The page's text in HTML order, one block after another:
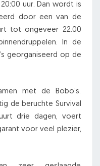
uur. Dan wordt is
door een van de
tot ongeveer 22.00
In de
georganiseerd op de
met de Bobo’s.
de beruchte Survival
drie dagen, voert
voor veel plezier,